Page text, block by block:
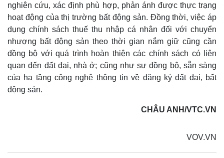
Sức khỏe
Dinh dưỡng - món ngon
Cây thuốc
Sản phụ khoa
Đời sống
Nhà đẹp
Blog
nghiên cứu, xác định phù hợp, phản ánh được thực trạng
hoạt động của thị trường bất động sản. Đồng thời, việc áp
dụng chính sách thuế thu nhập cá nhân đối với chuyển
nhượng bất động sản theo thời gian nắm giữ cũng cần
đồng bộ với quá trình hoàn thiện các chính sách có liên
quan đến đất đai, nhà ở; cũng như sự đồng bộ, sẵn sàng
của hạ tầng công nghệ thông tin về đăng ký đất đai, bất
động sản.
CHÂU ANH/VTC.VN
VOV.VN